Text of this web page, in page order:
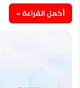
أكمل القراءة »